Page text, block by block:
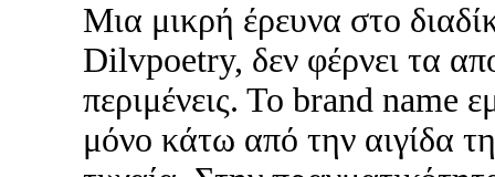
Μια μικρή έρευνα στο
Dilvpoetry, δεν φέρνει τα
περιμένεις. Το brand name
μόνο κάτω από την αιγίδα